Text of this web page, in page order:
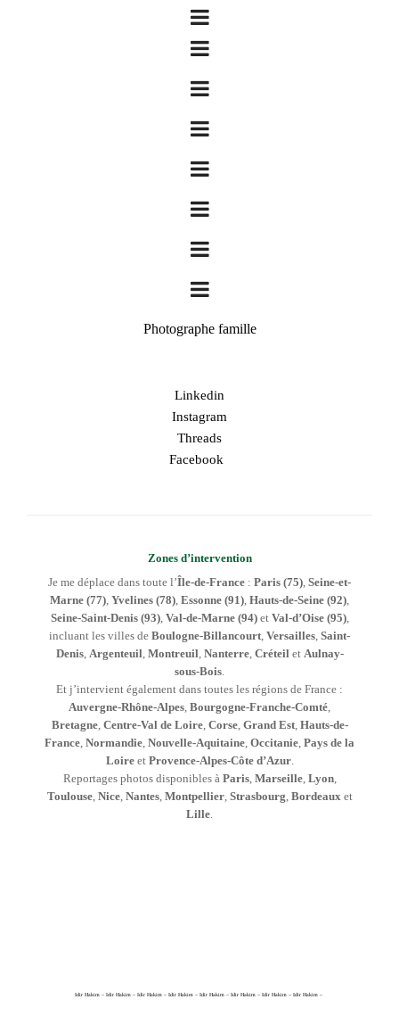
Photographe famille
Linkedin
Instagram
Threads
Facebook
Zones d’intervention
Je me déplace dans toute l’Île-de-France : Paris (75) Seine-et-
Marne (77) Yvelines (78) Essonne (91) Hauts-de-Seine (92)
Seine-Saint-Denis (93), Val-de-Marne (94)et Val-d’Oise (95),
incluant les villes de Boulogne-Billancourt Versailles Saint-
Denis, Argenteuil Montreuil Nanterre, Créteil et Aulnay-
sous-Bois
Et j’intervient également dans toutes les régions de France :
Auvergne-Rhône-Alpes Bourgogne-Franche-Comté
Bretagne, Centre-Val de Loire, Corse, Grand Est, Hauts-de-
France Normandie Nouvelle-Aquitaine Occitanie Pays de la
Loireet Provence-Alpes-Côte d’Azur.
Reportages photos disponibles à Paris, Marseille, Lyon,
Toulouse, Nice, Nantes, Montpellier, Strasbourg Bordeaux et
Lille
Idir Hakim – Idir Hakim – Idir Hakim – Idir Hakim – Idir Hakim – Idir Hakim – Idir Hakim – Idir Hakim –